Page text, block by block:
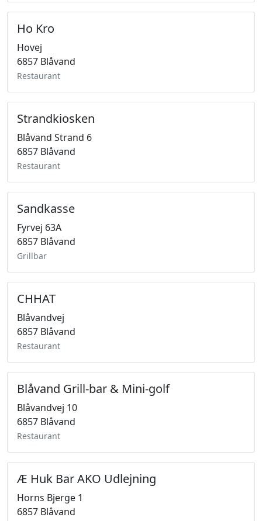
Ho Kro
Hovej
6857 Blåvand
Restaurant
Strandkiosken
Blåvand Strand 6
6857 Blåvand
Restaurant
Sandkasse
Fyrvej 63A
6857 Blåvand
Grillbar
CHHAT
Blåvandvej
6857 Blåvand
Restaurant
Blåvand Grill-bar & Mini-golf
Blåvandvej 10
6857 Blåvand
Restaurant
Æ Huk Bar AKO Udlejning
Horns Bjerge 1
6857 Blåvand